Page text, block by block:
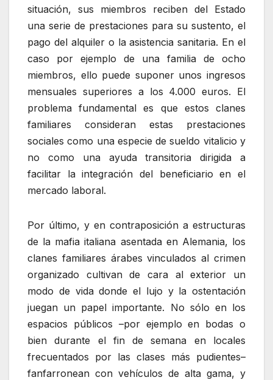
situación, sus miembros reciben del Estado
una serie de prestaciones para su sustento, el
pago del alquiler o la asistencia sanitaria. En el
caso por ejemplo de una familia de ocho
miembros, ello puede suponer unos ingresos
mensuales superiores a los 4.000 euros. El
problema fundamental es que estos clanes
familiares consideran estas prestaciones
sociales como una especie de sueldo vitalicio y
no como una ayuda transitoria dirigida a
facilitar la integración del beneficiario en el
mercado laboral.
Por último, y en contraposición a estructuras
de la mafia italiana asentada en Alemania, los
clanes familiares árabes vinculados al crimen
organizado cultivan de cara al exterior un
modo de vida donde el lujo y la ostentación
juegan un papel importante. No sólo en los
espacios públicos –por ejemplo en bodas o
bien durante el fin de semana en locales
frecuentados por las clases más pudientes–
fanfarronean con vehículos de alta gama, y